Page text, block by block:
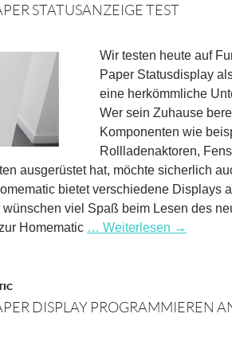
STATUSANZEIGE TEST
Wir testen heute auf
Paper Statusdisplay
eine herkömmliche
Wer sein Zuhause
Komponenten wie
Rollladenaktoren,
ausgerüstet hat, möchte sicherlich
bietet verschiedene Displays
viel Spaß beim Lesen des
Homematic … Weiterlesen →
DISPLAY PROGRAMMIEREN